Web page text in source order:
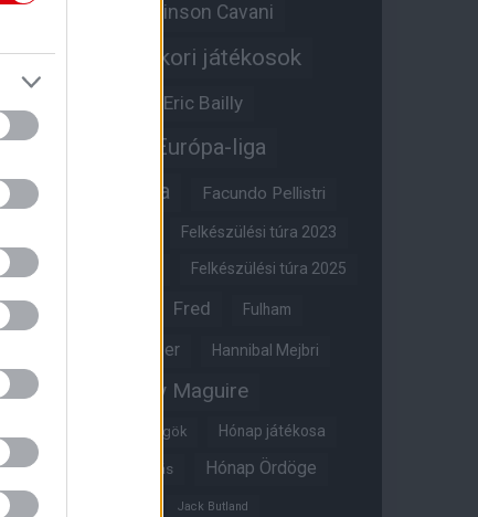
Edinson Cavani
Edzői stáb Egykori játékosok
Eric Bailly
Erik ten Hag Európa-liga
Everton FA-kupa Facundo Pellistri
Felkészülési túra 2023
Felkészülési túra 2024 Felkészülési túra 2025
Felkészülési túra 2026 Fred Fulham
Glazer Hannibal Mejbri
Harry Amass Harry Maguire
Híres magyar Vörös Ördögök Hónap játékosa
Hónap legjobbja szavazás Hónap Ördöge
Hull City Jack Butland